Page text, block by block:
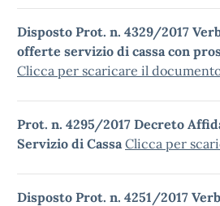
Disposto Prot. n. 4329/2017
offerte servizio di cassa con
Clicca per scaricare il
Prot. n. 4295/2017 Decreto
Servizio di CassaClicca per
Disposto Prot. n. 4251/2017